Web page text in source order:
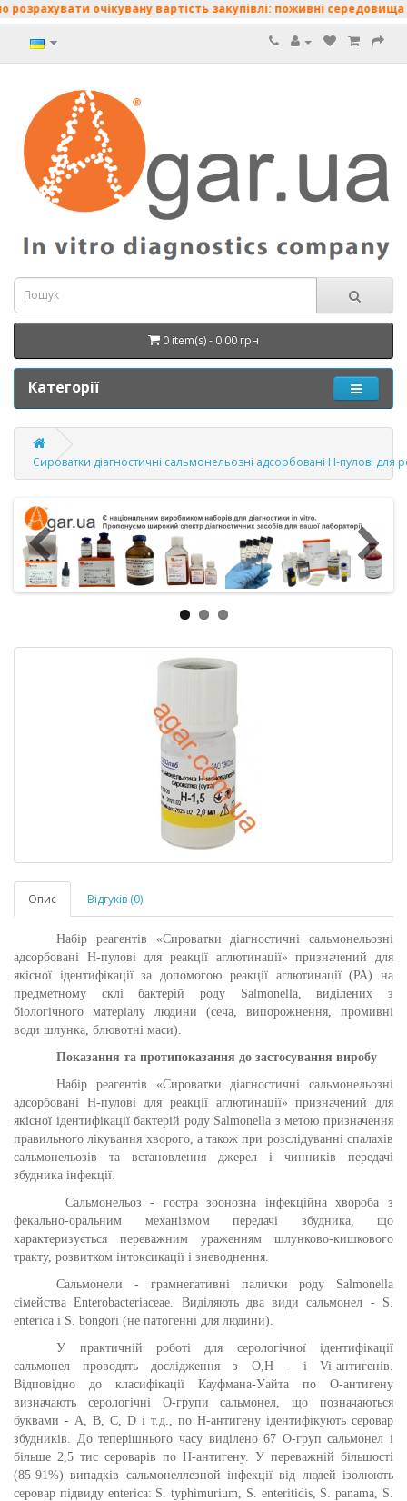
очікувану вартість закупівлі: поживні середовища • диски
0 item(s) - 0.00 грн
Категорії
Сироватки діагностичні сальмонельозні адсорбовані H-пулові для
Опис Відгуків (0)
Набір реагентів «Сироватки діагностичні сальмонельозні
адсорбовані H-пулові для реакції аглютинації» призначений для
якісної ідентифікації за допомогою реакції аглютинації (РА) на
предметному склі бактерій роду Salmonella, виділених з
біологічного матеріалу людини (сеча, випорожнення, промивні
води шлунка, блювотні маси).
Показання та протипоказання до застосування виробу
Набір реагентів «Сироватки діагностичні сальмонельозні
адсорбовані H-пулові для реакції аглютинації» призначений для
якісної ідентифікації бактерій роду Salmonella з метою призначення
правильного лікування хворого, а також при розслідуванні спалахів
сальмонельозів та встановлення джерел і чинників передачі
збудника інфекції.
Сальмонельоз - гостра зоонозна інфекційна хвороба з
фекально-оральним механізмом передачі збудника, що
характеризується переважним ураженням шлунково-кишкового
тракту, розвитком інтоксикації і зневоднення.
Сальмонели - грамнегативні палички роду Salmonella
сімейства Enterobacteriaceae. Виділяють два види сальмонел - S.
enterica і S. bongori (не патогенні для людини).
У практичній роботі для серологічної ідентифікації
сальмонел проводять дослідження з О, Н- і Vi-антигенів
Відповідно до класифікації Кауфмана-Уайта по О-антигену
визначають серологічні О-групи сальмонел, що позначаються
буквами - А, В, С, D і т.д., по Н-антигену ідентифікують серовар
збудників. До теперішнього часу виділено 67 О-груп сальмонел і
більше 2,5 тис сероварів по Н-антигену. У переважній більшості
(85-91%) випадків сальмонеллезной інфекції від людей ізолюють
серовар підвиду enterica: S. typhimurium, S. enteritidis, S. раnаmа, S.